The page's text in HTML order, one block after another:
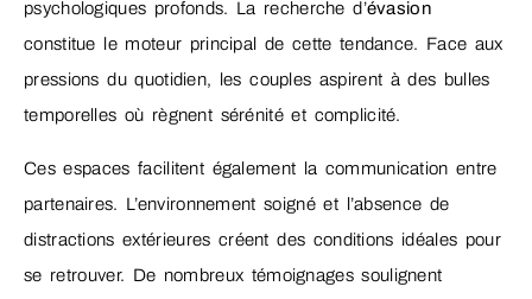
psychologiques profonds. La recherche d’évasion
constitue le moteur principal de cette tendance. Face aux
pressions du quotidien, les couples aspirent à des bulles
temporelles où règnent sérénité et complicité.
Ces espaces facilitent également la communication entre
partenaires. L’environnement soigné et l’absence de
distractions extérieures créent des conditions idéales pour
se retrouver. De nombreux témoignages soulignent